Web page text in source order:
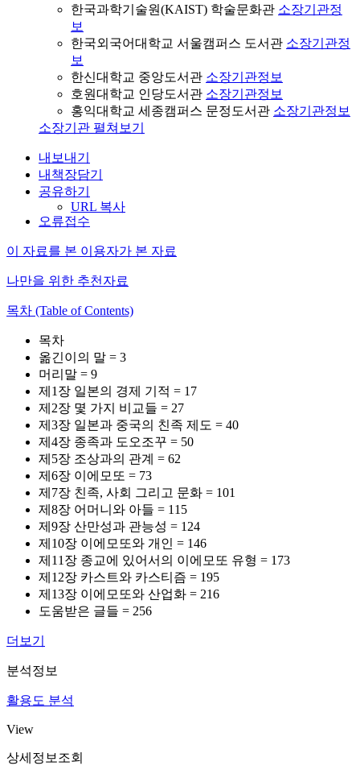
한국과학기술원(KAIST) 학술문화관 소장기관정
보
한국외국어대학교 서울캠퍼스 도서관 소장기관정
보
한신대학교 중앙도서관 소장기관정보
호원대학교 인당도서관 소장기관정보
홍익대학교 세종캠퍼스 문정도서관 소장기관정보
소장기관 펼쳐보기
내보내기
내책장담기
공유하기
URL 복사
오류접수
이 자료를 본 이용자가 본 자료
나만을 위한 추천자료
목차 (Table of Contents)
목차
옮긴이의 말 = 3
머리말 = 9
제1장 일본의 경제 기적 = 17
제2장 몇 가지 비교들 = 27
제3장 일본과 중국의 친족 제도 = 40
제4장 종족과 도오조꾸 = 50
제5장 조상과의 관계 = 62
제6장 이에모또 = 73
제7장 친족, 사회 그리고 문화 = 101
제8장 어머니와 아들 = 115
제9장 산만성과 관능성 = 124
제10장 이에모또와 개인 = 146
제11장 종교에 있어서의 이에모또 유형 = 173
제12장 카스트와 카스티즘 = 195
제13장 이에모또와 산업화 = 216
도움받은 글들 = 256
더보기
분석정보
활용도 분석
View
상세정보조회